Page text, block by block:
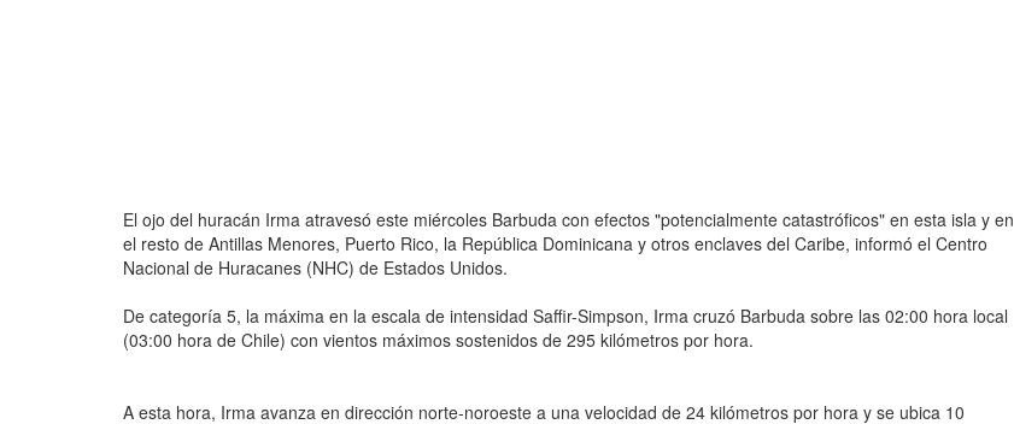
El ojo del huracán Irma atravesó este miércoles Barbuda con efectos "potencialmente catastróficos" en esta isla y en
el resto de Antillas Menores, Puerto Rico, la República Dominicana y otros enclaves del Caribe, informó el Centro
Nacional de Huracanes (NHC) de Estados Unidos.
De categoría 5, la máxima en la escala de intensidad Saffir-Simpson, Irma cruzó Barbuda sobre las 02:00 hora local
(03:00 hora de Chile) con vientos máximos sostenidos de 295 kilómetros por hora.
A esta hora, Irma avanza en dirección norte-noroeste a una velocidad de 24 kilómetros por hora y se ubica 10